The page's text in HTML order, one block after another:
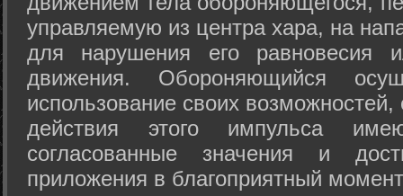
управляемую из центра хара, на
для нарушения его равновесия
движения. Обороняющийся
использование своих
действия этого импульса
согласованные значения и
приложения в благоприятный